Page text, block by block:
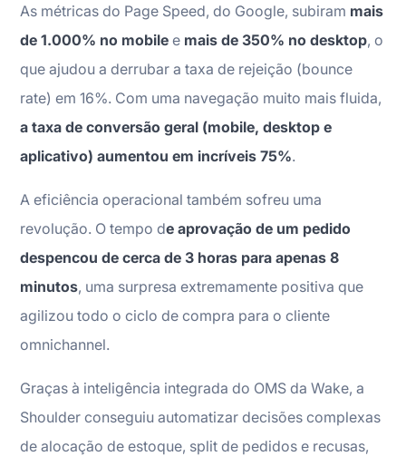
As métricas do Page Speed, do Google, subiram mais
de 1.000% no mobile e mais de 350% no desktop, o
que ajudou a derrubar a taxa de rejeição (bounce
rate) em 16%. Com uma navegação muito mais fluida,
a taxa de conversão geral (mobile, desktop e
aplicativo) aumentou em incríveis 75%.
A eficiência operacional também sofreu uma
revolução. O tempo de aprovação de um pedido
despencou de cerca de 3 horas para apenas 8
minutos, uma surpresa extremamente positiva que
agilizou todo o ciclo de compra para o cliente
omnichannel.
Graças à inteligência integrada do OMS da Wake, a
Shoulder conseguiu automatizar decisões complexas
de alocação de estoque, split de pedidos e recusas,